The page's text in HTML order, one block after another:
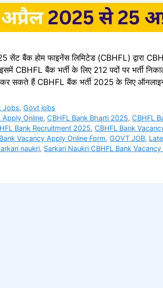
बैंक होम फाइनेंस लिमिटेड (CBHFL) द्वारा
CBHFL बैंक भर्ती के लिए 212 पदों पर भर्ती
कर सकते हैं CBHFL बैंक भर्ती 2025 के लिए
Jobs, Govt jobs
Apply Online, CBHFL Bank Bharti 2025, CBHFL
Bank Recruitment 2025, CBHFL Bank
Vacancy Apply Online Form, GOVT JOB,
naukri, Sarkari Naukri CBHFL Bank